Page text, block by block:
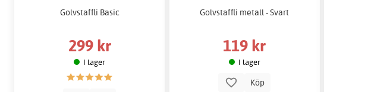
Golvstaffli Basic
299 kr
I lager
Golvstaffli metall - Svart
119 kr
I lager
Köp